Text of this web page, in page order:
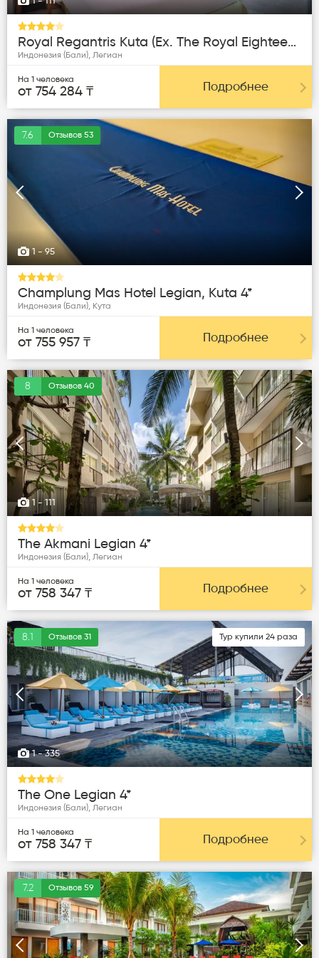
Royal Regantris Kuta (ex. The Royal Eighteen Resort And Spa) 4*
Индонезия (Бали), Легиан
На 1 человека
от 754 284 ₸ Подробнее
7.6 Отзывов 53
1- 95
Следующая
Champlung Mas Hotel Legian, Kuta 4*
Индонезия (Бали), Кута
На 1 человека
от 755 957 ₸ Подробнее
8 Отзывов 40
1 - 111
Следующая
The Akmani Legian 4*
Индонезия (Бали), Легиан
На 1 человека
от 758 347 ₸ Подробнее
8.1 Отзывов 31 Тур купили 24 раза
1- 335
Следующая
The One Legian 4*
Индонезия (Бали), Легиан
На 1 человека
от 758 347 ₸ Подробнее
7.2 Отзывов 59
Следующая